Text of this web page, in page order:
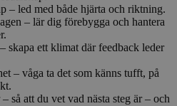
– led med både hjärta och riktning.
– lär dig förebygga och hantera
skapa ett klimat där feedback leder
– våga ta det som känns tufft, på
så att du vet vad nästa steg är – och